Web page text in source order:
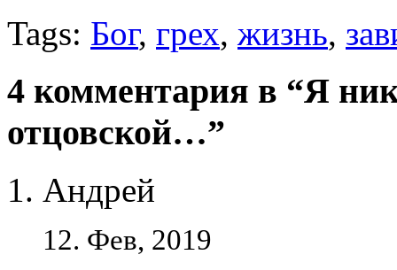
Tags: Бог, грех, жизнь,
4 комментария в “Я
отцовской…”
Андрей
12. Фев, 2019